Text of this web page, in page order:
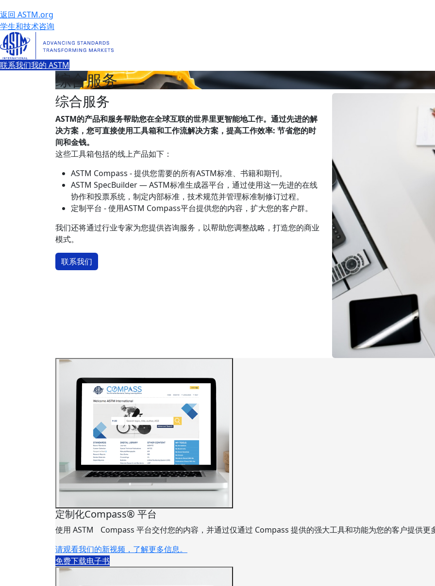
返回 ASTM.org
学生和技术咨询
联系我们我的 ASTM
综合服务
综合服务
ASTM的产品和服务帮助您在全球互联的世界里更智能地工作。通过先进的解
决方案，您可直接使用工具箱和工作流解决方案，提高工作效率: 节省您的时
间和金钱。
这些工具箱包括的线上产品如下：
ASTM Compass - 提供您需要的所有ASTM标准、书籍和期刊。
ASTM SpecBuilder — ASTM标准生成器平台，通过使用这一先进的在线
协作和投票系统，制定内部标准，技术规范并管理标准制修订过程。
定制平台 - 使用ASTM Compass平台提供您的内容，扩大您的客户群。
我们还将通过行业专家为您提供咨询服务，以帮助您调整战略，打造您的商业
模式。
联系我们
定制化Compass® 平台
使用 ASTM Compass 平台交付您的内容，并通过仅通过 Compass 提供的强大工具和功能为您的客户提供更
请观看我们的新视频，了解更多信息。
免费下载电子书